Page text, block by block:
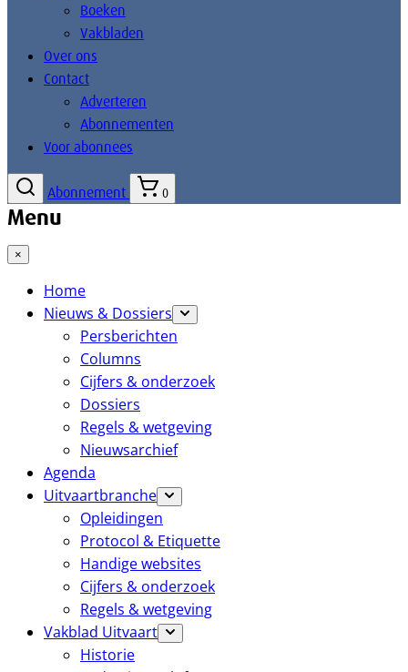
Boeken
Vakbladen
Over ons
Contact
Adverteren
Abonnementen
Voor abonnees
Abonnement 0
Menu
×
Home
Nieuws & Dossiers
Persberichten
Columns
Cijfers & onderzoek
Dossiers
Regels & wetgeving
Nieuwsarchief
Agenda
Uitvaartbranche
Opleidingen
Protocol & Etiquette
Handige websites
Cijfers & onderzoek
Regels & wetgeving
Vakblad Uitvaart
Historie